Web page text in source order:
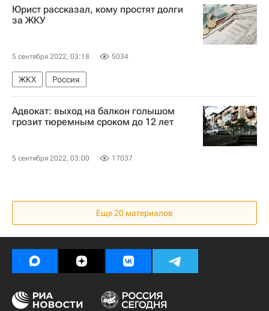
Юрист рассказал, кому простят долги
за ЖКУ
5 сентября 2022, 03:18 5034
ЖКХ Россия
Адвокат: выход на балкон голышом
грозит тюремным сроком до 12 лет
5 сентября 2022, 03:00 17037
Еще 20 материалов